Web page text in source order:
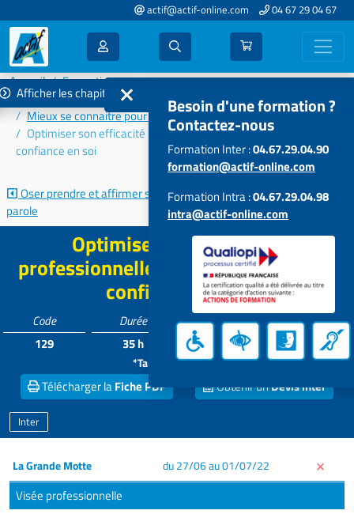
actif@actif-online.com 04 67 29 04 67
Accueil
Formations 2022
Communication - Efficacité - Relations humaines
Mieux se connaitre pour mieux communiquer et accompagner
Optimiser son efficacité professionnelle en développant "sa"
confiance en soi
Afficher les chapitres
Oser prendre et affirmer sa
parole
16 techniques de gestion du
stress
Optimiser son efficacité
professionnelle en développant "sa"
confiance en soi
Code
129
Durée
35 h
Tarif*
1155 €
Participants
7 à 12
*Tarif par stagiaire
Télécharger laFiche PDF Obtenir unDevis inter
Inter
La Grande Motte du 27/06 au 01/07/22
Visée professionnelle
Besoin d'une formation ?
Contactez-nous
Formation Inter :04.67.29.04.90
formation@actif-online.com
Formation Intra :04.67.29.04.98
intra@actif-online.com